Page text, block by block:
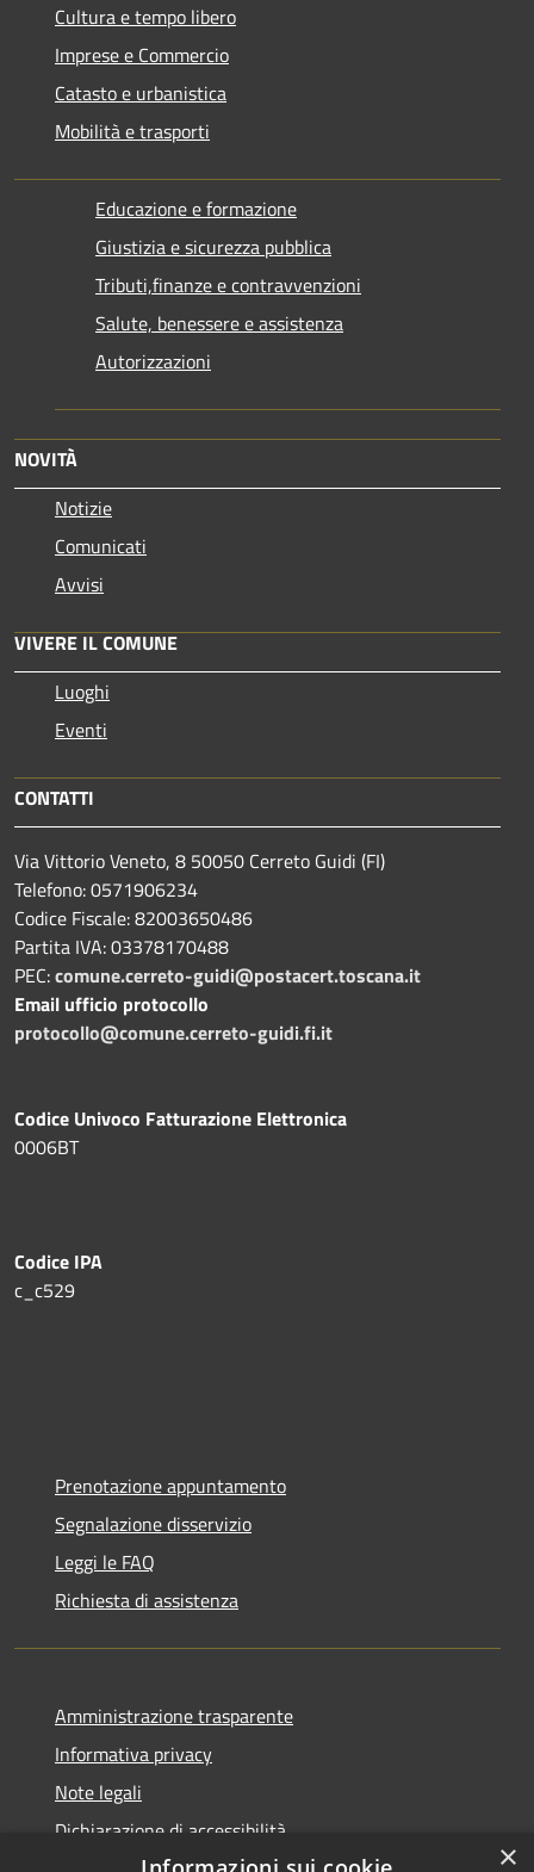
Cultura e tempo libero
Imprese e Commercio
Catasto e urbanistica
Mobilità e trasporti
Educazione e formazione
Giustizia e sicurezza pubblica
Tributi,finanze e contravvenzioni
Salute, benessere e assistenza
Autorizzazioni
NOVITÀ
Notizie
Comunicati
Avvisi
VIVERE IL COMUNE
Luoghi
Eventi
CONTATTI
Via Vittorio Veneto, 8 50050 Cerreto Guidi (FI)
Telefono: 0571906234
Codice Fiscale: 82003650486
Partita IVA: 03378170488
PEC:comune.cerreto-guidi@postacert.toscana.it
Email ufficio protocollo
protocollo@comune.cerreto-guidi.fi.it
Codice Univoco Fatturazione Elettronica
0006BT
Codice IPA
c_c529
Prenotazione appuntamento
Segnalazione disservizio
Leggi le FAQ
Richiesta di assistenza
Amministrazione trasparente
Informativa privacy
Note legali
Dichiarazione di accessibilità
×